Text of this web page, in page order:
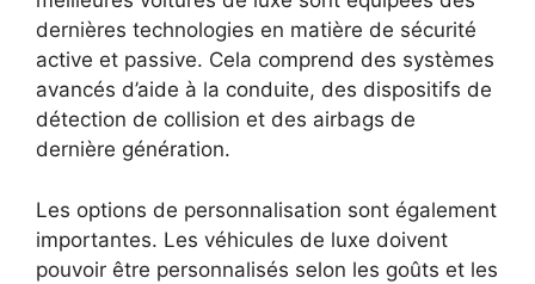
dernières technologies en matière de sécurité
active et passive. Cela comprend des systèmes
avancés d’aide à la conduite, des dispositifs de
détection de collision et des airbags de
dernière génération.
Les options de personnalisation sont également
importantes. Les véhicules de luxe doivent
pouvoir être personnalisés selon les goûts et les